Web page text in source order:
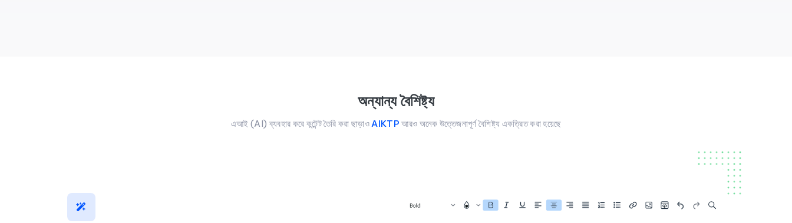
অন্যান্য বৈশিষ্ট্য
এআই (AI) ব্যবহার করে কন্টেন্ট তৈরি করা ছাড়াও AIKTP আরও অনেক উত্তেজনাপূর্ণ বৈশিষ্ট্য একত্রিত করা হয়েছে